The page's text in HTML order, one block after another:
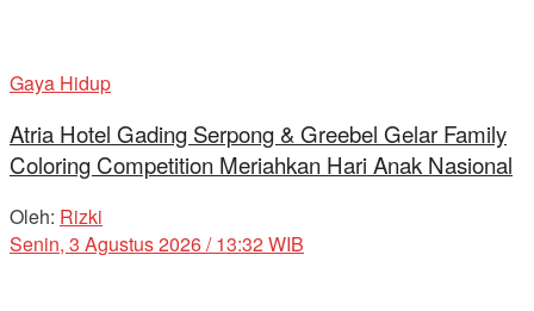
Gaya Hidup
Atria Hotel Gading Serpong & Greebel Gelar Family
Coloring Competition Meriahkan Hari Anak Nasional
Oleh: Rizki
Senin, 3 Agustus 2026 / 13:32 WIB